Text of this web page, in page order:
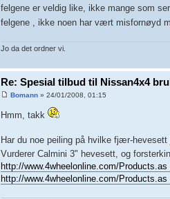
felgene er veldig like, ikke mange som
felgene , ikke noen har vært misfornøyd
Jo da det ordner vi.
Re: Spesial tilbud til Nissan4x4
Bomann » 24/01/2008, 01:15
Hmm, takk
Har du noe peiling på hvilke fjær-
Vurderer Calmini 3" hevesett, og
http://www.4wheelonline.com/
http://www.4wheelonline.com/